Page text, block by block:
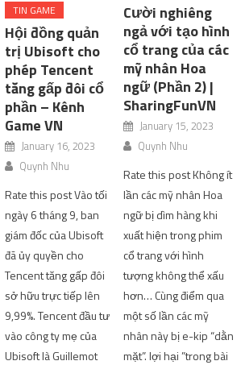
TIN GAME
Hội đồng quản
trị Ubisoft cho
phép Tencent
tăng gấp đôi cổ
phần – Kênh
Game VN
January 16, 2023
Quynh Nhu
Rate this post Vào tối
ngày 6 tháng 9, ban
giám đốc của Ubisoft
đã ủy quyền cho
Tencent tăng gấp đôi
sở hữu trực tiếp lên
9,99%. Tencent đầu tư
vào công ty mẹ của
Ubisoft là Guillemot
Cười nghiêng
ngả với tạo hình
cổ trang của các
mỹ nhân Hoa
ngữ (Phần 2) |
SharingFunVN
January 15, 2023
Quynh Nhu
Rate this post Không ít
lần các mỹ nhân Hoa
ngữ bị dìm hàng khi
xuất hiện trong phim
cổ trang với hình
tượng không thể xấu
hơn… Cùng điểm qua
một số lần các mỹ
nhân này bị e-kip “dằn
mặt”. lợi hại ”trong bài